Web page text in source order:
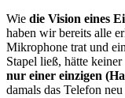
Wie die Vision eines
haben wir bereits alle
Mikrophone trat und
Stapel ließ, hätte
nur einer einzigen
damals das Telefon